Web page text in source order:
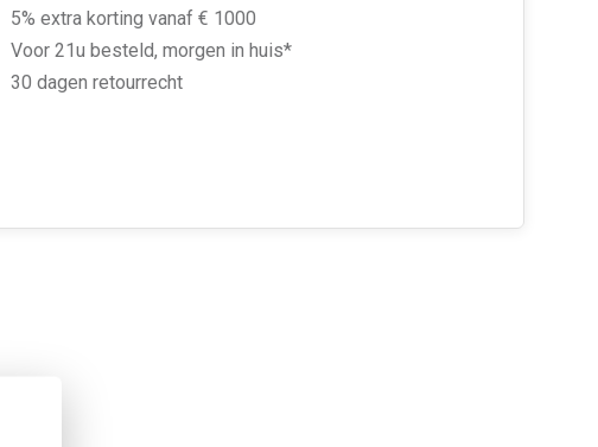
5% extra korting vanaf € 1000
Voor 21u besteld, morgen in huis*
30 dagen retourrecht